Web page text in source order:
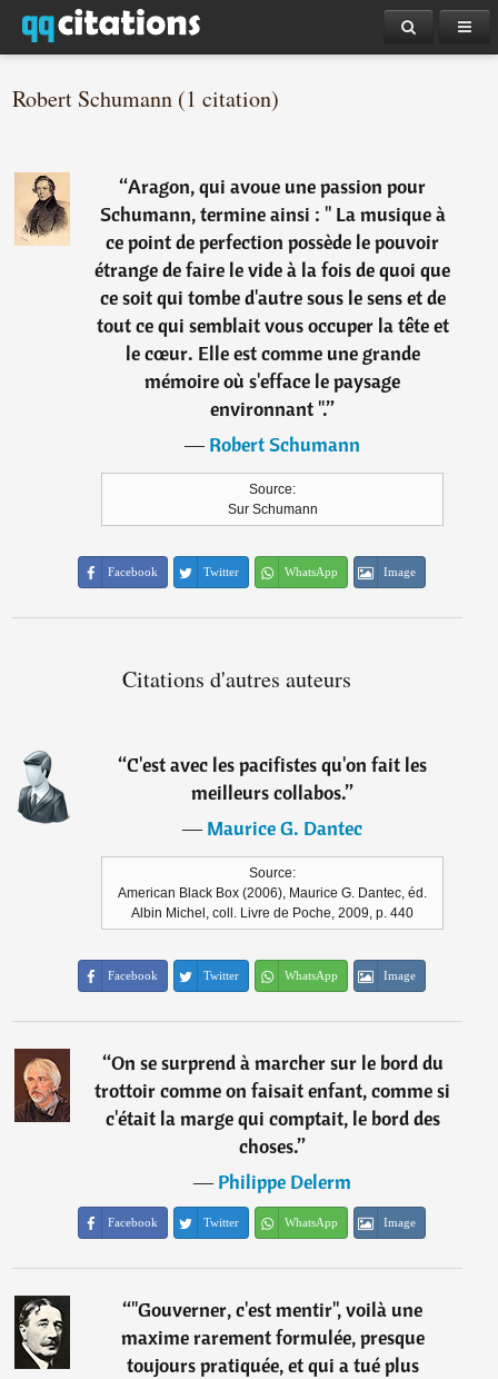
Robert Schumann (1 citation)
“Aragon, qui avoue une passion pour
Schumann, termine ainsi : " La musique à
ce point de perfection possède le pouvoir
étrange de faire le vide à la fois de quoi que
ce soit qui tombe d'autre sous le sens et de
tout ce qui semblait vous occuper la tête et
le cœur. Elle est comme une grande
mémoire où s'efface le paysage
environnant ".”
―Robert Schumann
Source:
Sur Schumann
Facebook Twitter WhatsApp Image
Citations d'autres auteurs
“C'est avec les pacifistes qu'on fait les
meilleurs collabos.”
―Maurice G. Dantec
Source:
American Black Box (2006), Maurice G. Dantec, éd.
Albin Michel, coll. Livre de Poche, 2009, p. 440
Facebook Twitter WhatsApp Image
“On se surprend à marcher sur le bord du
trottoir comme on faisait enfant, comme si
c'était la marge qui comptait, le bord des
choses.”
―Philippe Delerm
Facebook Twitter WhatsApp Image
“"Gouverner, c'est mentir", voilà une
maxime rarement formulée, presque
toujours pratiquée, et qui a tué plus